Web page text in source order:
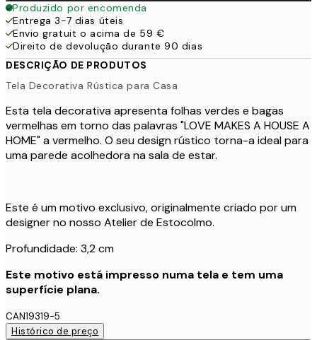
Produzido por encomenda
Entrega 3-7 dias úteis
Envio gratuit o acima de 59 €
Direito de devolução durante 90 dias
DESCRIÇÃO DE PRODUTOS
Tela Decorativa Rústica para Casa
Esta tela decorativa apresenta folhas verdes e bagas
vermelhas em torno das palavras "LOVE MAKES A HOUSE A
HOME" a vermelho. O seu design rústico torna-a ideal para
uma parede acolhedora na sala de estar.
Este é um motivo exclusivo, originalmente criado por um
designer no nosso Atelier de Estocolmo.
Profundidade: 3,2 cm
Este motivo está impresso numa tela e tem uma
superfície plana.
CAN19319-5
Histórico de preço